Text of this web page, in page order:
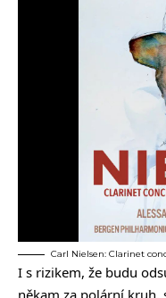
Carl Nielsen: Clarinet
I s rizikem, že budu
někam za polární